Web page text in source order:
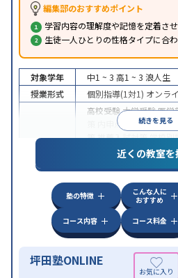
編集部のおすすめポイント
学習内容の理解度や記憶を定着さ
生徒一人ひとりの性格タイプに合
続きを見る
対象学年 中1 ~ 3 高1 ~ 3 浪人生
授業形式
個別指導(1対1) オンラ
高校受験大学受験医学
内申点対策学習習慣
策推薦入試対策学校別
共通テスト対策英
特徴
中高一貫校生に対応授
学習にPC・タブレ
科目から受講可能季節
の子どもに対応
近くの教室を
塾の特徴
こんな人に
おすすめ
コース内容
コース料金
坪田塾ONLINE